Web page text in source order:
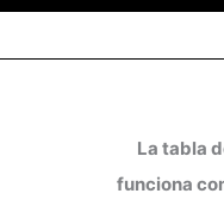
La tabla
funciona